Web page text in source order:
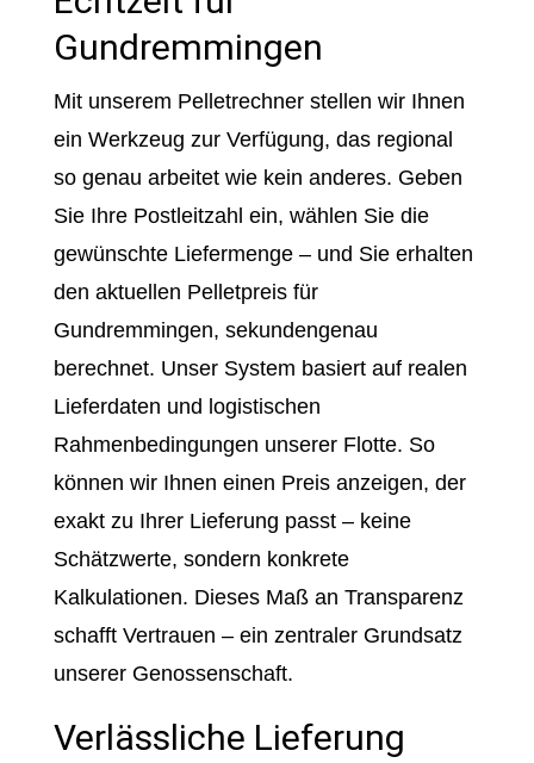
Gundremmingen
Mit unserem Pelletrechner stellen wir Ihnen
ein Werkzeug zur Verfügung, das regional
so genau arbeitet wie kein anderes. Geben
Sie Ihre Postleitzahl ein, wählen Sie die
gewünschte Liefermenge – und Sie erhalten
den aktuellen Pelletpreis für
Gundremmingen, sekundengenau
berechnet. Unser System basiert auf realen
Lieferdaten und logistischen
Rahmenbedingungen unserer Flotte. So
können wir Ihnen einen Preis anzeigen, der
exakt zu Ihrer Lieferung passt – keine
Schätzwerte, sondern konkrete
Kalkulationen. Dieses Maß an Transparenz
schafft Vertrauen – ein zentraler Grundsatz
unserer Genossenschaft.
Verlässliche Lieferung